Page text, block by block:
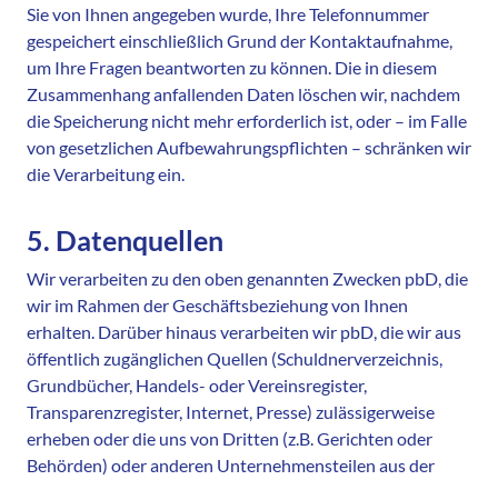
Sie von Ihnen angegeben wurde, Ihre Telefonnummer
gespeichert einschließlich Grund der Kontaktaufnahme,
um Ihre Fragen beantworten zu können. Die in diesem
Zusammenhang anfallenden Daten löschen wir, nachdem
die Speicherung nicht mehr erforderlich ist, oder – im Falle
von gesetzlichen Aufbewahrungspflichten – schränken wir
die Verarbeitung ein.
5. Datenquellen
Wir verarbeiten zu den oben genannten Zwecken pbD, die
wir im Rahmen der Geschäftsbeziehung von Ihnen
erhalten. Darüber hinaus verarbeiten wir pbD, die wir aus
öffentlich zugänglichen Quellen (Schuldnerverzeichnis,
Grundbücher, Handels- oder Vereinsregister,
Transparenzregister, Internet, Presse) zulässigerweise
erheben oder die uns von Dritten (z.B. Gerichten oder
Behörden) oder anderen Unternehmensteilen aus der